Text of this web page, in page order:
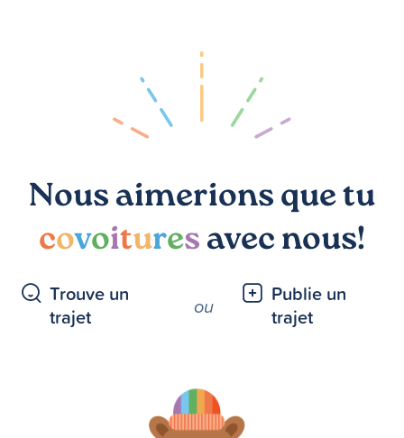
Nous aimerions que tu
covoituresavec nous!
Trouve un
trajet
ou
Publie un
trajet